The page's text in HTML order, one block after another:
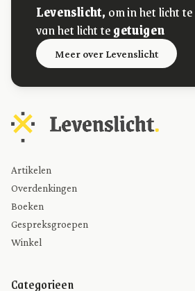
Levenslicht, om in het licht te
van het licht tegetuigen
Meer over Levenslicht
Artikelen
Overdenkingen
Boeken
Gespreksgroepen
Winkel
Categorieen